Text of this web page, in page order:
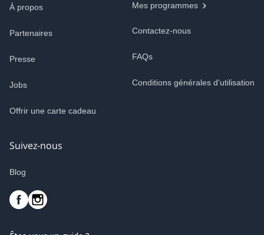
À propos
Partenaires
Presse
Jobs
Offrir une carte cadeau
Mes programmes
Contactez-nous
FAQs
Conditions générales d'utilisation
Suivez-nous
Blog